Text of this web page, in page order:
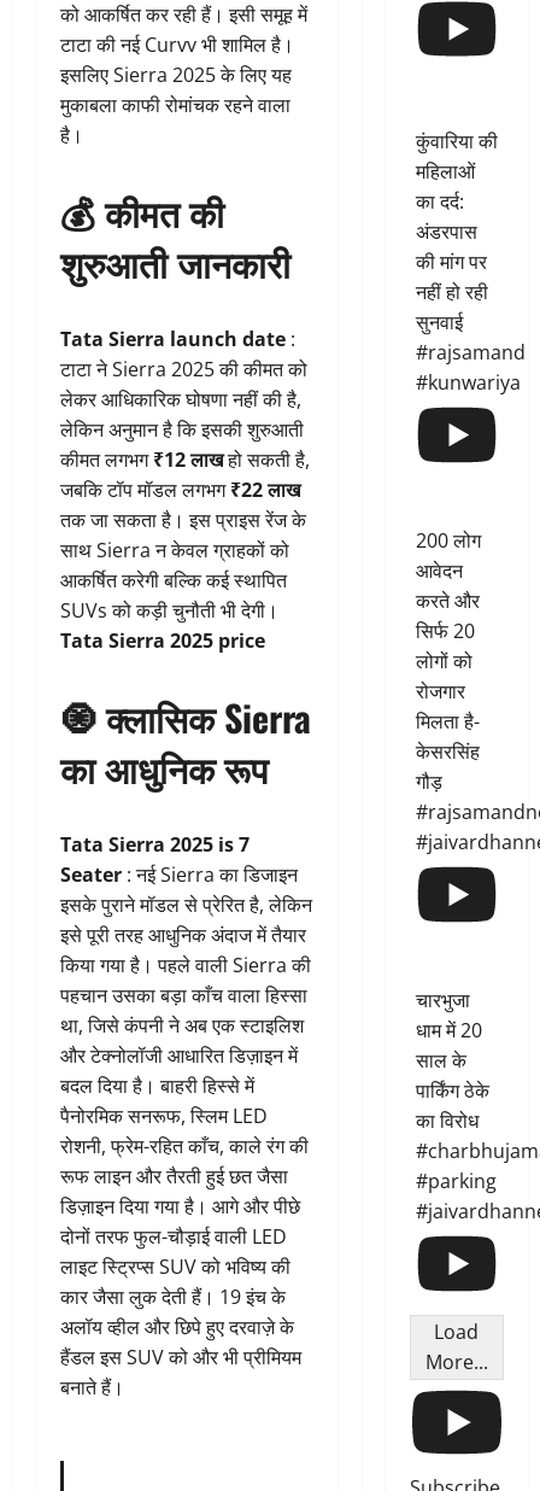
को आकर्षित कर रही हैं। इसी समूह में
टाटा की नई Curvv भी शामिल है।
इसलिए Sierra 2025 के लिए यह
मुकाबला काफी रोमांचक रहने वाला
है।
💰कीमत की
शुरुआती जानकारी
Tata Sierra launch date :
टाटा ने Sierra 2025 की कीमत को
लेकर आधिकारिक घोषणा नहीं की है,
लेकिन अनुमान है कि इसकी शुरुआती
कीमत लगभग₹12 लाखहो सकती है,
जबकि टॉप मॉडल लगभग₹22 लाख
तक जा सकता है। इस प्राइस रेंज के
साथ Sierra न केवल ग्राहकों को
आकर्षित करेगी बल्कि कई स्थापित
SUVs को कड़ी चुनौती भी देगी।
Tata Sierra 2025 price
🧿क्लासिक Sierra
का आधुनिक रूप
Tata Sierra 2025 is 7
Seater : नई Sierra का डिजाइन
इसके पुराने मॉडल से प्रेरित है, लेकिन
इसे पूरी तरह आधुनिक अंदाज में तैयार
किया गया है। पहले वाली Sierra की
पहचान उसका बड़ा काँच वाला हिस्सा
था, जिसे कंपनी ने अब एक स्टाइलिश
और टेक्नोलॉजी आधारित डिज़ाइन में
बदल दिया है। बाहरी हिस्से में
पैनोरमिक सनरूफ, स्लिम LED
रोशनी, फ्रेम-रहित काँच, काले रंग की
रूफ लाइन और तैरती हुई छत जैसा
डिज़ाइन दिया गया है। आगे और पीछे
दोनों तरफ फुल-चौड़ाई वाली LED
लाइट स्ट्रिप्स SUV को भविष्य की
कार जैसा लुक देती हैं। 19 इंच के
अलॉय व्हील और छिपे हुए दरवाज़े के
हैंडल इस SUV को और भी प्रीमियम
बनाते हैं।
कुंवारिया की
महिलाओं
का दर्द:
अंडरपास
की मांग पर
नहीं हो रही
सुनवाई
#rajsamand
#kunwariya
200 लोग
आवेदन
करते और
सिर्फ 20
लोगों को
रोजगार
मिलता है-
केसरसिंह
गौड़
चारभुजा
धाम में 20
साल के
पार्किंग ठेके
का विरोध
#parking
Load
More...